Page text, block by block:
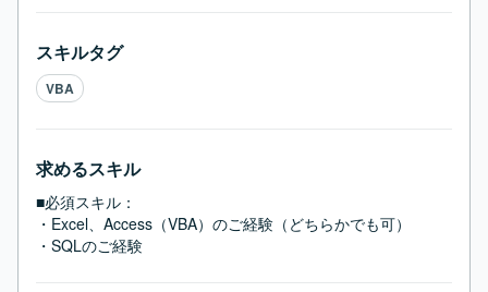
スキルタグ
VBA
求めるスキル
■必須スキル：
・Excel、Access（VBA）のご経験（どちらかでも可）
・SQLのご経験